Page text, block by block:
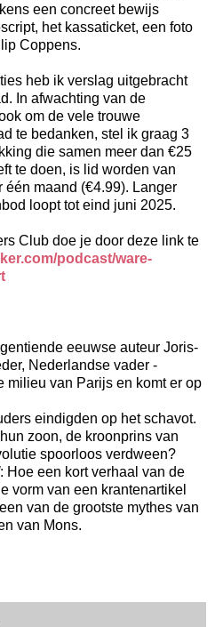
een concreet bewijs
het kassaticket, een foto
Coppens.
heb ik verslag uitgebracht
In afwachting van de
om de vele trouwe
te bedanken, stel ik graag 3
die samen meer dan €25
te doen, is lid worden van
maand (€4.99). Langer
loopt tot eind juni 2025.
Club doe je door deze link te
podcast/ware-
eeuwse auteur Joris-
Nederlandse vader -
milieu van Parijs en komt er op
eindigden op het schavot.
zoon, de kroonprins van
spoorloos verdween?
: Hoe een kort verhaal van de
vorm van een krantenartikel
van de grootste mythes van
van Mons.